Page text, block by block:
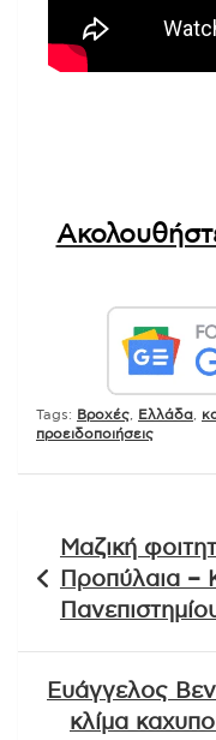
Tags: Βροχές Ελλάδα
προειδοποιήσεις
άρθρων
Μαζική
Προπύλαια –
Ευάγγελος
κλίμα